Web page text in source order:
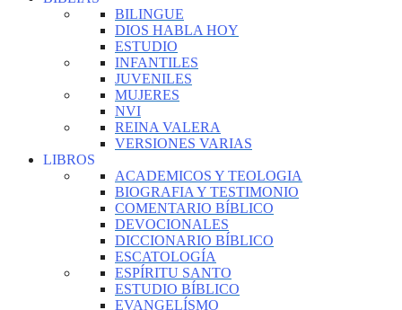
BILINGUE
DIOS HABLA HOY
ESTUDIO
INFANTILES
JUVENILES
MUJERES
NVI
REINA VALERA
VERSIONES VARIAS
LIBROS
ACADEMICOS Y TEOLOGIA
BIOGRAFIA Y TESTIMONIO
COMENTARIO BÍBLICO
DEVOCIONALES
DICCIONARIO BÍBLICO
ESCATOLOGÍA
ESPÍRITU SANTO
ESTUDIO BÍBLICO
EVANGELÍSMO